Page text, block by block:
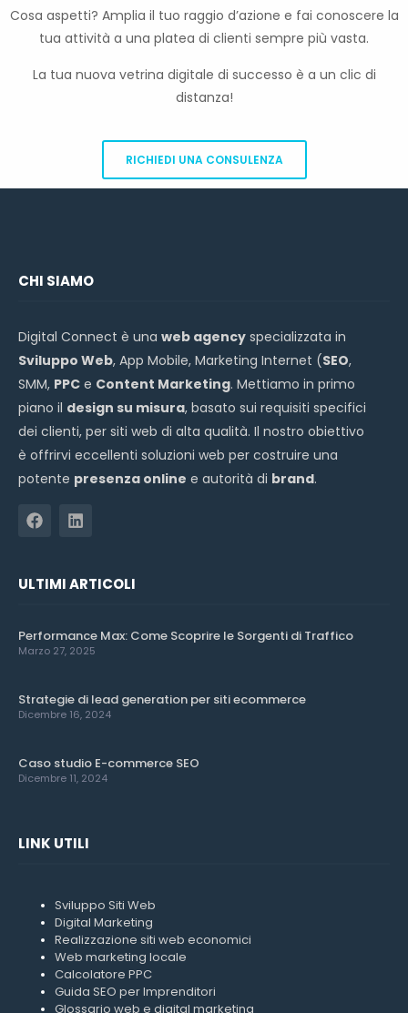
Cosa aspetti? Amplia il tuo raggio d’azione e fai conoscere la
tua attività a una platea di clienti sempre più vasta.
La tua nuova vetrina digitale di successo è a un clic di
distanza!
RICHIEDI UNA CONSULENZA
CHI SIAMO
Digital Connect è una web agency specializzata in
Sviluppo Web, App Mobile, Marketing Internet (SEO,
SMM, PPC e Content Marketing. Mettiamo in primo
piano il design su misura, basato sui requisiti specifici
dei clienti, per siti web di alta qualità. Il nostro obiettivo
è offrirvi eccellenti soluzioni web per costruire una
potente presenza online e autorità di brand.
ULTIMI ARTICOLI
Performance Max: Come Scoprire le Sorgenti di Traffico
Marzo 27, 2025
Strategie di lead generation per siti ecommerce
Dicembre 16, 2024
Caso studio E-commerce SEO
Dicembre 11, 2024
LINK UTILI
Sviluppo Siti Web
Digital Marketing
Realizzazione siti web economici
Web marketing locale
Calcolatore PPC
Guida SEO per Imprenditori
Glossario web e digital marketing